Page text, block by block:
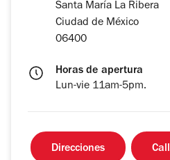
Santa María La Ribera
Ciudad de México
06400
Horas de apertura
Lun-vie 11am-5pm.
Direcciones Call